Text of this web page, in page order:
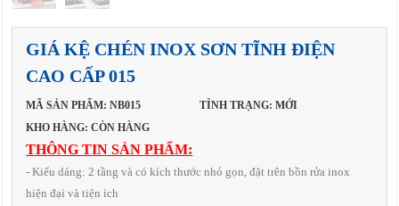
GIÁ KỆ CHÉN INOX SƠN TĨNH ĐIỆN
CAO CẤP 015
MÃ SẢN PHẨM: NB015
TÌNH TRẠNG: MỚI
KHO HÀNG: CÒN HÀNG
THÔNG TIN SẢN PHẨM:
- Kiểu dáng: 2 tầng và có kích thước nhỏ gọn, đặt trên bồn rửa inox
hiện đại và tiện ích